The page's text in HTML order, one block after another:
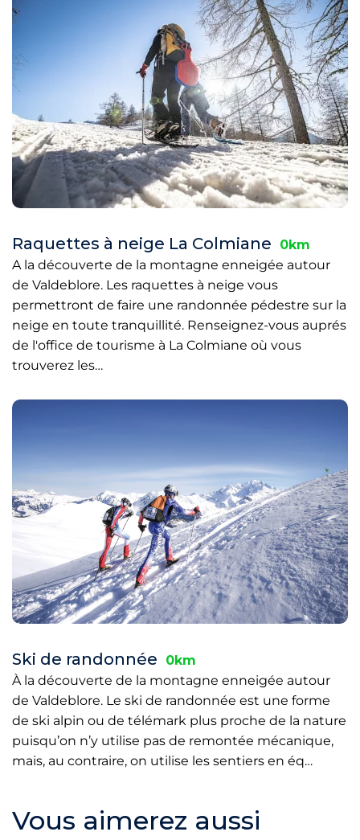
Raquettes à neige La Colmiane
0km
A la découverte de la montagne enneigée autour
de Valdeblore. Les raquettes à neige vous
permettront de faire une randonnée pédestre sur la
neige en toute tranquillité. Renseignez-vous auprés
de l'office de tourisme à La Colmiane où vous
trouverez les…
Ski de randonnée
0km
À la découverte de la montagne enneigée autour
de Valdeblore. Le ski de randonnée est une forme
de ski alpin ou de télémark plus proche de la nature
puisqu’on n’y utilise pas de remontée mécanique,
mais, au contraire, on utilise les sentiers en éq…
Vous aimerez aussi